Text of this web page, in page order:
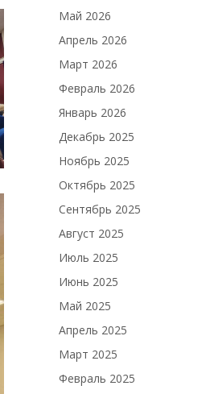
Май 2026
Апрель 2026
Март 2026
Февраль 2026
Январь 2026
Декабрь 2025
Ноябрь 2025
Октябрь 2025
Сентябрь 2025
Август 2025
Июль 2025
Июнь 2025
Май 2025
Апрель 2025
Март 2025
Февраль 2025